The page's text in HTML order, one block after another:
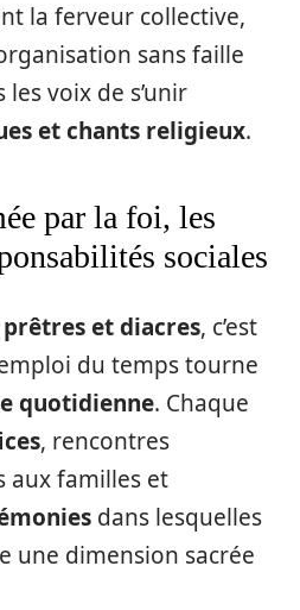
la ferveur collective,
sans faille
voix de s’unir
et chants religieux.
par la foi, les
sociales
prêtres et diacres, c’est
du temps tourne
quotidienne. Chaque
, rencontres
aux familles et
dans lesquelles
une dimension sacrée